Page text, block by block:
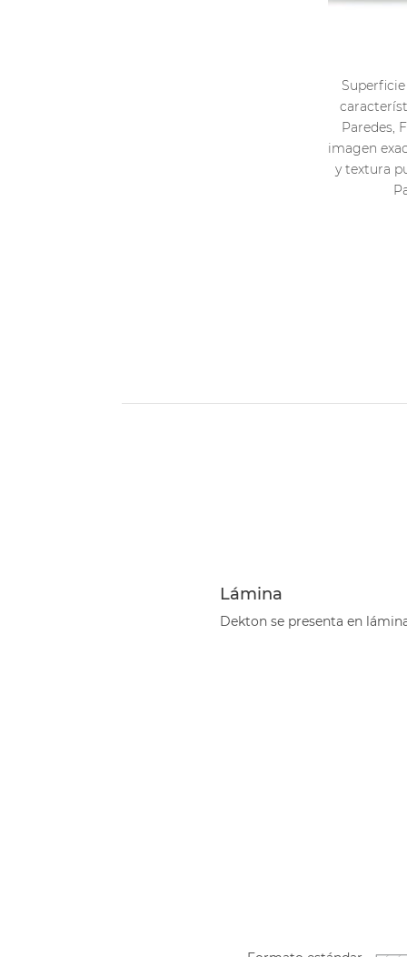
Paredes,
imagen
y textura
Lámina
Dekton se presenta en